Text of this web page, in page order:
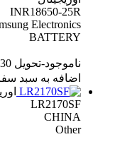
INR18650-25R
Electronics
BATTERY
ناموجود-تحویل 30 روزه
اضافه به سبد
LR2170SF
CHINA
Other